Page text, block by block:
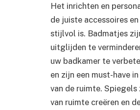
Het inrichten en
de juiste accessoires
stijlvol is. Badmatjes
uitglijden te
uw badkamer te
en zijn een must-have
van de ruimte.
van ruimte creëren en